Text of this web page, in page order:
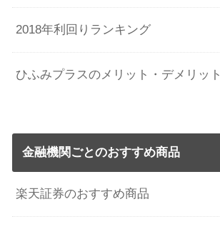
2018年利回りランキング
ひふみプラスのメリット・デメリット
金融機関ごとのおすすめ商品
楽天証券のおすすめ商品